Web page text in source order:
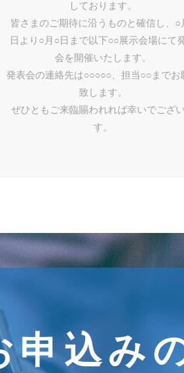
しております。
皆さまのご期待に沿うものと確信し、○
日より○月○日まで以下○○展示会場にて
会を開催いたします。
発表会の連絡先は○○○○○、担当○○までお
致します。
ぜひともご来臨賜われれば幸いでござ
す。
申込み